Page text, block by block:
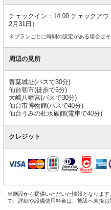
チェックイン：14:00 チェックア
2月31日）
※プランごとに時間の設定がある場合はそ
周辺の見所
青葉城址(バスで30分)
仙台朝市(徒歩で5分)
大崎八幡宮(バスで30分)
仙台市博物館(バスで40分)
仙台うみの杜水族館(電車で40分)
クレジット
※施設から提供いただいた情報となりま
で、詳細や設備使用料金は、施設へ直接お